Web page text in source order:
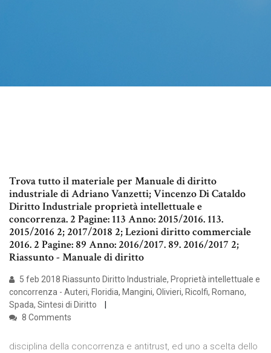
Trova tutto il materiale per Manuale di diritto
industriale di Adriano Vanzetti; Vincenzo Di Cataldo
Diritto Industriale proprietà intellettuale e
concorrenza. 2 Pagine: 113 Anno: 2015/2016. 113.
2015/2016 2; 2017/2018 2; Lezioni diritto commerciale
2016. 2 Pagine: 89 Anno: 2016/2017. 89. 2016/2017 2;
Riassunto - Manuale di diritto
5 feb 2018 Riassunto Diritto Industriale, Proprietà intellettuale e
concorrenza - Auteri, Floridia, Mangini, Olivieri, Ricolfi, Romano,
Spada, Sintesi di Diritto
8 Comments
disciplina della concorrenza e antitrust, ed uno a scelta dello